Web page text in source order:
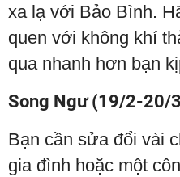
xa lạ với Bảo Bình.
quen với không khí
qua nhanh hơn bạn
Song Ngư (19/2-20/
Bạn cần sửa đổi vài
gia đình hoặc một